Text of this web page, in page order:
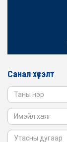
Санал хүсэлт